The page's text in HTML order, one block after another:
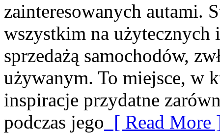
zainteresowanych autami.
wszystkim na użytecznych
sprzedażą samochodów,
używanym. To miejsce, w
inspiracje przydatne
podczas jego [ Read More